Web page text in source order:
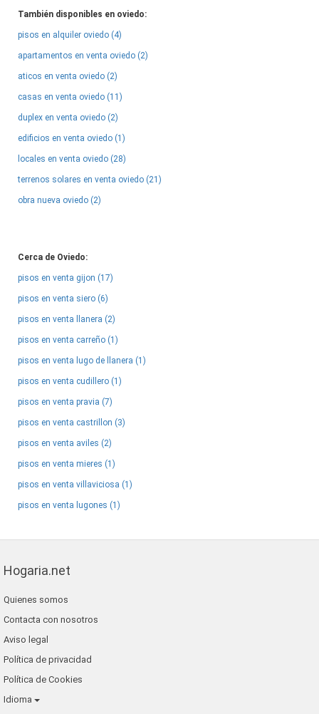
También disponibles en oviedo:
pisos en alquiler oviedo (4)
apartamentos en venta oviedo (2)
aticos en venta oviedo (2)
casas en venta oviedo (11)
duplex en venta oviedo (2)
edificios en venta oviedo (1)
locales en venta oviedo (28)
terrenos solares en venta oviedo (21)
obra nueva oviedo (2)
Cerca de Oviedo:
pisos en venta gijon (17)
pisos en venta siero (6)
pisos en venta llanera (2)
pisos en venta carreño (1)
pisos en venta lugo de llanera (1)
pisos en venta cudillero (1)
pisos en venta pravia (7)
pisos en venta castrillon (3)
pisos en venta aviles (2)
pisos en venta mieres (1)
pisos en venta villaviciosa (1)
pisos en venta lugones (1)
Hogaria.net
Quienes somos
Contacta con nosotros
Aviso legal
Política de privacidad
Política de Cookies
Idioma